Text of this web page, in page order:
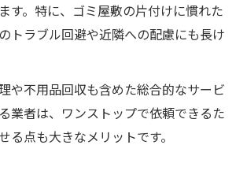
す。特に、ゴミ屋敷の片付けに慣れた
トラブル回避や近隣への配慮にも長け
や不用品回収も含めた総合的なサービ
業者は、ワンストップで依頼できるた
る点も大きなメリットです。